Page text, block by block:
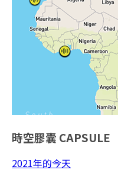
時空膠囊 CAPSULE
2021年的今天